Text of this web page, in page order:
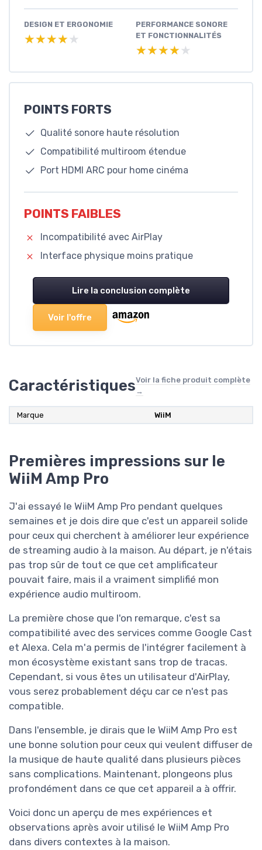
DESIGN ET ERGONOMIE
★★★★★
★★★★★
PERFORMANCE SONORE
ET FONCTIONNALITÉS
★★★★★
★★★★★
POINTS FORTS
Qualité sonore haute résolution
Compatibilité multiroom étendue
Port HDMI ARC pour home cinéma
POINTS FAIBLES
Incompatibilité avec AirPlay
Interface physique moins pratique
Lire la conclusion complète
Voir l'offre
CaractéristiquesVoir la fiche produit complète
→
Marque ‎WiiM
Premières impressions sur le
WiiM Amp Pro
J'ai essayé le WiiM Amp Pro pendant quelques
semaines et je dois dire que c'est un appareil solide
pour ceux qui cherchent à améliorer leur expérience
de streaming audio à la maison. Au départ, je n'étais
pas trop sûr de tout ce que cet amplificateur
pouvait faire, mais il a vraiment simplifié mon
expérience audio multiroom.
La première chose que l'on remarque, c'est sa
compatibilité avec des services comme Google Cast
et Alexa. Cela m'a permis de l'intégrer facilement à
mon écosystème existant sans trop de tracas.
Cependant, si vous êtes un utilisateur d'AirPlay,
vous serez probablement déçu car ce n'est pas
compatible.
Dans l'ensemble, je dirais que le WiiM Amp Pro est
une bonne solution pour ceux qui veulent diffuser de
la musique de haute qualité dans plusieurs pièces
sans complications. Maintenant, plongeons plus
profondément dans ce que cet appareil a à offrir.
Voici donc un aperçu de mes expériences et
observations après avoir utilisé le WiiM Amp Pro
dans divers contextes à la maison.